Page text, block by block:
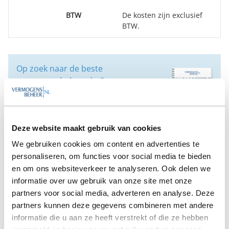
Deze website maakt gebruik van cookies
We gebruiken cookies om content en advertenties te
personaliseren, om functies voor social media te bieden
en om ons websiteverkeer te analyseren. Ook delen we
informatie over uw gebruik van onze site met onze
partners voor social media, adverteren en analyse. Deze
partners kunnen deze gegevens combineren met andere
informatie die u aan ze heeft verstrekt of die ze hebben
BTW
De kosten zijn exclusief
BTW.
Op zoek naar de beste
vermogensbeheerder?
Bent u op zoek naar de voor u beste
SelectieRapport aan. Per e-mail ontvangt u
een selectie van goede vermogensbeheerders die het
beste passen bij uw persoonlijke situatie, wensen en
voorkeuren.
Gratis Selectierapport
Anderen bekeken ook: